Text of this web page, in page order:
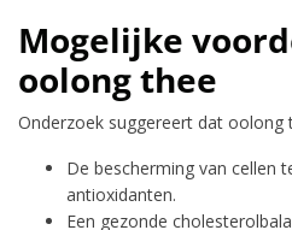
Mogelijke
oolong thee
Onderzoek suggereert dat oolong
De bescherming van cellen
antioxidanten.
Een gezonde